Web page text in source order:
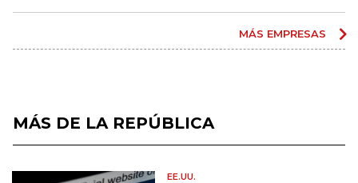
MÁS EMPRESAS
MÁS DE LA REPÚBLICA
EE.UU.